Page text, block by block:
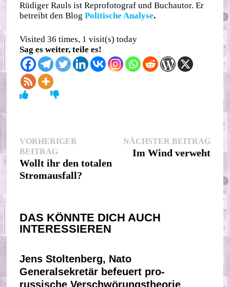
Rüdiger Rauls ist Reprofotograf und Buchautor. Er
betreibt den Blog Politische Analyse.
Visited 36 times, 1 visit(s) today
Sag es weiter, teile es!
Beitragsnavigation
VORHERIGER
BEITRAGVorheriger
Beitrag:
Wollt ihr den totalen
Stromausfall?
NÄCHSTER BEITRAG
Im Wind verweht
DAS KÖNNTE DICH AUCH
INTERESSIEREN
Jens Stoltenberg, Nato
Generalsekretär befeuert pro-
russische Verschwörungstheorie